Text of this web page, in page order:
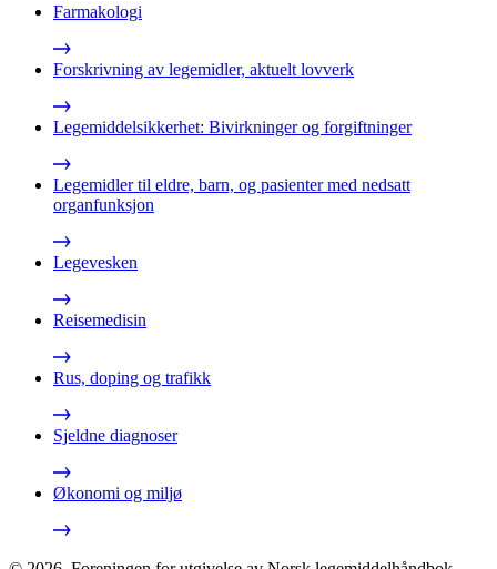
Farmakologi
Forskrivning av legemidler, aktuelt lovverk
Legemiddelsikkerhet: Bivirkninger og forgiftninger
Legemidler til eldre, barn, og pasienter med nedsatt
organfunksjon
Legevesken
Reisemedisin
Rus, doping og trafikk
Sjeldne diagnoser
Økonomi og miljø